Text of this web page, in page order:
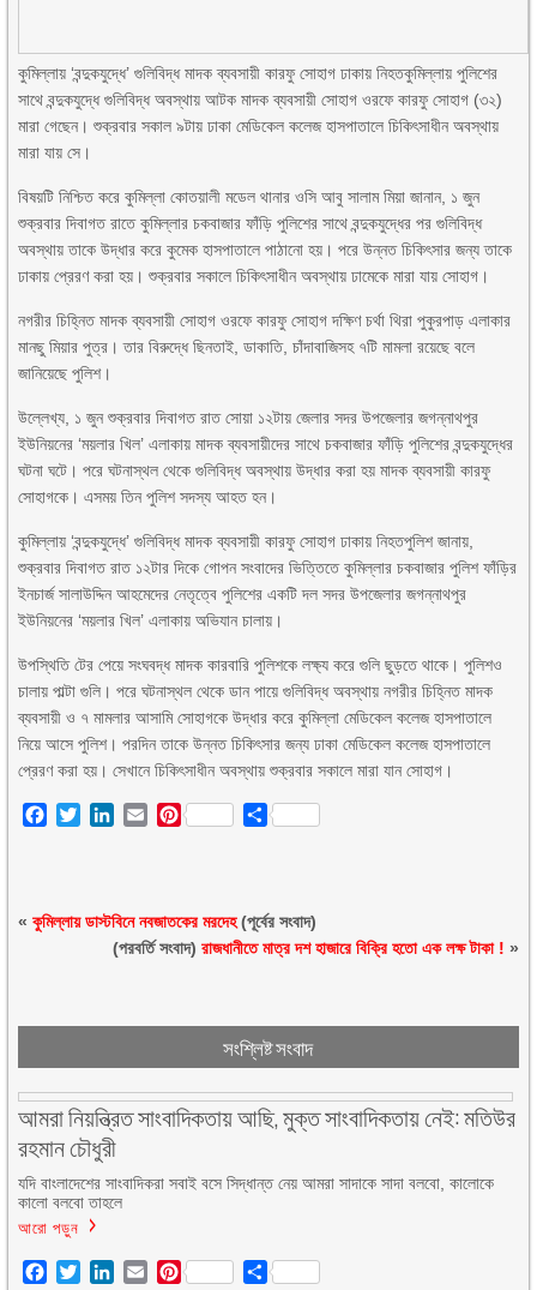
কুমিল্লায় ‘বন্দুকযুদ্ধে’ গুলিবিদ্ধ মাদক ব্যবসায়ী কারফু সোহাগ ঢাকায় নিহতকুমিল্লায় পুলিশের
সাথে বন্দুকযুদ্ধে গুলিবিদ্ধ অবস্থায় আটক মাদক ব্যবসায়ী সোহাগ ওরফে কারফু সোহাগ (৩২)
মারা গেছেন। শুক্রবার সকাল ৯টায় ঢাকা মেডিকেল কলেজ হাসপাতালে চিকিৎসাধীন অবস্থায়
মারা যায় সে।
বিষয়টি নিশ্চিত করে কুমিল্লা কোতয়ালী মডেল থানার ওসি আবু সালাম মিয়া জানান, ১ জুন
শুক্রবার দিবাগত রাতে কুমিল্লার চকবাজার ফাঁড়ি পুলিশের সাথে বন্দুকযুদ্ধের পর গুলিবিদ্ধ
অবস্থায় তাকে উদ্ধার করে কুমেক হাসপাতালে পাঠানো হয়। পরে উন্নত চিকিৎসার জন্য তাকে
ঢাকায় প্রেরণ করা হয়। শুক্রবার সকালে চিকিৎসাধীন অবস্থায় ঢামেকে মারা যায় সোহাগ।
নগরীর চিহ্নিত মাদক ব্যবসায়ী সোহাগ ওরফে কারফু সোহাগ দক্ষিণ চর্থা থিরা পুকুরপাড় এলাকার
মানছু মিয়ার পুত্র। তার বিরুদ্ধে ছিনতাই, ডাকাতি, চাঁদাবাজিসহ ৭টি মামলা রয়েছে বলে
জানিয়েছে পুলিশ।
উল্লেখ্য, ১ জুন শুক্রবার দিবাগত রাত সোয়া ১২টায় জেলার সদর উপজেলার জগন্নাথপুর
ইউনিয়নের ‘ময়লার খিল’ এলাকায় মাদক ব্যবসায়ীদের সাথে চকবাজার ফাঁড়ি পুলিশের বন্দুকযুদ্ধের
ঘটনা ঘটে। পরে ঘটনাস্থল থেকে গুলিবিদ্ধ অবস্থায় উদ্ধার করা হয় মাদক ব্যবসায়ী কারফু
সোহাগকে। এসময় তিন পুলিশ সদস্য আহত হন।
কুমিল্লায় ‘বন্দুকযুদ্ধে’ গুলিবিদ্ধ মাদক ব্যবসায়ী কারফু সোহাগ ঢাকায় নিহতপুলিশ জানায়,
শুক্রবার দিবাগত রাত ১২টার দিকে গোপন সংবাদের ভিত্তিতে কুমিল্লার চকবাজার পুলিশ ফাঁড়ির
ইনচার্জ সালাউদ্দিন আহমেদের নেতৃত্বে পুলিশের একটি দল সদর উপজেলার জগন্নাথপুর
ইউনিয়নের ‘ময়লার খিল’ এলাকায় অভিযান চালায়।
উপস্থিতি টের পেয়ে সংঘবদ্ধ মাদক কারবারি পুলিশকে লক্ষ্য করে গুলি ছুড়তে থাকে। পুলিশও
চালায় পাল্টা গুলি। পরে ঘটনাস্থল থেকে ডান পায়ে গুলিবিদ্ধ অবস্থায় নগরীর চিহ্নিত মাদক
ব্যবসায়ী ও ৭ মামলার আসামি সোহাগকে উদ্ধার করে কুমিল্লা মেডিকেল কলেজ হাসপাতালে
নিয়ে আসে পুলিশ। পরদিন তাকে উন্নত চিকিৎসার জন্য ঢাকা মেডিকেল কলেজ হাসপাতালে
প্রেরণ করা হয়। সেখানে চিকিৎসাধীন অবস্থায় শুক্রবার সকালে মারা যান সোহাগ।
Facebook
TwitterLinkedIn
EmailPinterest Share
«কুমিল্লায় ডাস্টবিনে নবজাতকের মরদেহ(পূর্বের সংবাদ)
(পরবর্তি সংবাদ) রাজধানীতে মাত্র দশ হাজারে বিক্রি হতো এক লক্ষ টাকা ! »
সংশ্লিষ্ট সংবাদ
আমরা নিয়ন্ত্রিত সাংবাদিকতায় আছি, মুক্ত সাংবাদিকতায় নেই: মতিউর
রহমান চৌধুরী
যদি বাংলাদেশের সাংবাদিকরা সবাই বসে সিদ্ধান্ত নেয় আমরা সাদাকে সাদা বলবো, কালোকে
কালো বলবো তাহলে
আরো পড়ুন
Facebook
TwitterLinkedIn
EmailPinterest Share